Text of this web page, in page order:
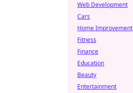
Web Development
Cars
Home Improvement
Fitness
Finance
Education
Beauty
Entertainment